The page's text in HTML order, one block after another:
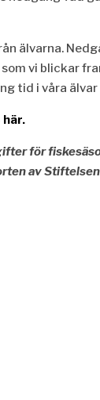
älvarna.
vi blickar
tid i våra älvar
här.
för
av